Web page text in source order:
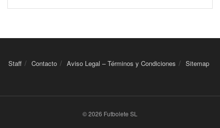
Staff Contacto Aviso Legal – Términos y Condiciones Sitemap
© 2026 Futbolete SL